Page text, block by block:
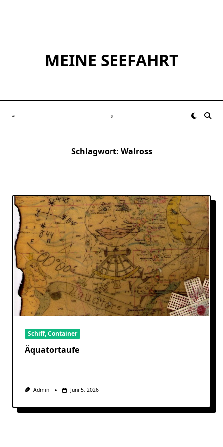
to
MEINE SEEFAHRT
Schlagwort: Walross
Schiff, Container
Äquatortaufe
Admin Juni 5, 2026